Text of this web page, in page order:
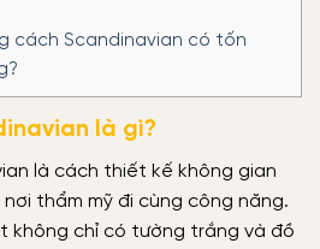
cách Scandinavian có tốn
là gì?
là cách thiết kế không gian
thẩm mỹ đi cùng công năng.
không chỉ có tường trắng và đồ